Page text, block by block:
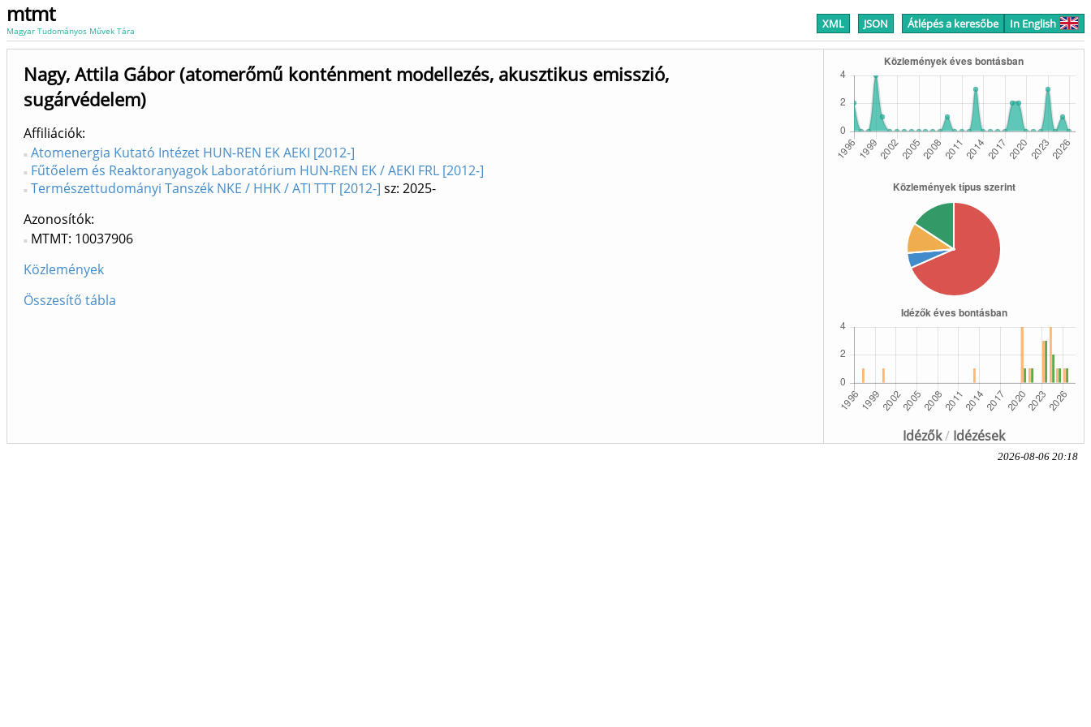
mtmt
Magyar Tudományos Művek Tára XML JSON Átlépés a keresőbe In English
Idézők/ Idézések
Nagy, Attila Gábor (atomerőmű konténment modellezés, akusztikus emisszió,
sugárvédelem)
Affiliációk
Atomenergia Kutató Intézet HUN-REN EK AEKI [2012-]
Fűtőelem és Reaktoranyagok Laboratórium HUN-REN EK / AEKI FRL [2012-]
Természettudományi Tanszék NKE / HHK / ATI TTT [2012-] sz: 2025-
Azonosítók
MTMT: 10037906
Közlemények
Összesítő tábla
2026-08-06 20:18